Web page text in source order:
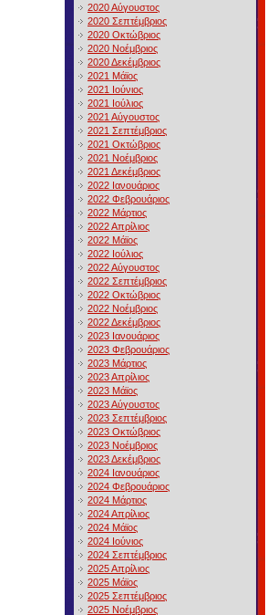
2020 Αύγουστος
2020 Σεπτέμβριος
2020 Οκτώβριος
2020 Νοέμβριος
2020 Δεκέμβριος
2021 Μάϊος
2021 Ιούνιος
2021 Ιούλιος
2021 Αύγουστος
2021 Σεπτέμβριος
2021 Οκτώβριος
2021 Νοέμβριος
2021 Δεκέμβριος
2022 Ιανουάριος
2022 Φεβρουάριος
2022 Μάρτιος
2022 Απρίλιος
2022 Μάϊος
2022 Ιούλιος
2022 Αύγουστος
2022 Σεπτέμβριος
2022 Οκτώβριος
2022 Νοέμβριος
2022 Δεκέμβριος
2023 Ιανουάριος
2023 Φεβρουάριος
2023 Μάρτιος
2023 Απρίλιος
2023 Μάϊος
2023 Αύγουστος
2023 Σεπτέμβριος
2023 Οκτώβριος
2023 Νοέμβριος
2023 Δεκέμβριος
2024 Ιανουάριος
2024 Φεβρουάριος
2024 Μάρτιος
2024 Απρίλιος
2024 Μάϊος
2024 Ιούνιος
2024 Σεπτέμβριος
2025 Απρίλιος
2025 Μάϊος
2025 Σεπτέμβριος
2025 Νοέμβριος